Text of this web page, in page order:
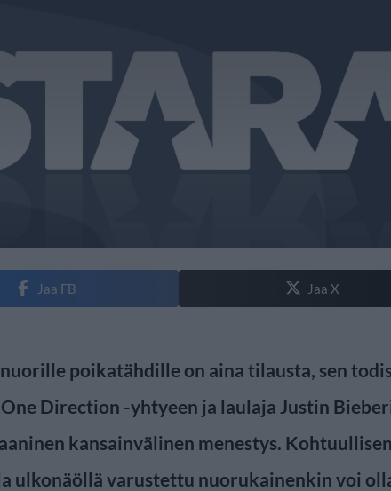
Jaa FB Jaa X
poikatähdille on aina tilausta, sen
Direction -yhtyeen ja laulaja Justin
kansainvälinen menestys. Kohtuullisen
ulkonäöllä varustettu nuorukainenkin voi